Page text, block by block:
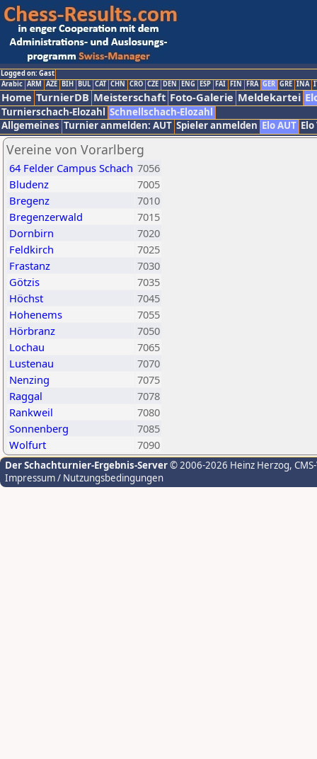
Logged on: Gast
Arabic ARM AZE BIH BUL CAT CHN CRO CZE DEN ENG ESP FAI FIN FRA GER GRE INA
Home TurnierDB Meisterschaft Foto-Galerie Meldekartei
Turnierschach-Elozahl Schnellschach-Elozahl
Allgemeines Turnier anmelden: AUT Spieler anmelden Elo AUT
Vereine von Vorarlberg
64 Felder Campus Schach 7056
Bludenz
7005
Bregenz
7010
Bregenzerwald
7015
Dornbirn
7020
Feldkirch
7025
Frastanz
7030
Götzis
7035
Höchst
7045
Hohenems
7055
Hörbranz
7050
Lochau
7065
Lustenau
7070
Nenzing
7075
Raggal
7078
Rankweil
7080
Sonnenberg
7085
Wolfurt
7090
Der Schachturnier-Ergebnis-Server© 2006-2026 Heinz Herzog,
Impressum / Nutzungsbedingungen